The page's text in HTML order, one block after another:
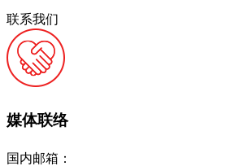
联系我们
媒体联络
国内邮箱：